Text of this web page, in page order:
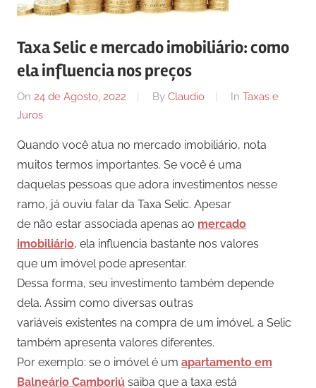
Taxa Selic e mercado imobiliário: como
ela influencia nos preços
On 24 de Agosto, 2022 By Claudio In Taxas e
Juros
Quando você atua no mercado imobiliário, nota
muitos termos importantes. Se você é uma
daquelas pessoas que adora investimentos nesse
ramo, já ouviu falar da Taxa Selic. Apesar
de não estar associada apenas ao mercado
imobiliário, ela influencia bastante nos valores
que um imóvel pode apresentar.
Dessa forma, seu investimento também depende
dela. Assim como diversas outras
variáveis existentes na compra de um imóvel, a Selic
também apresenta valores diferentes.
Por exemplo: se o imóvel é um apartamento em
Balneário Camboriú saiba que a taxa está